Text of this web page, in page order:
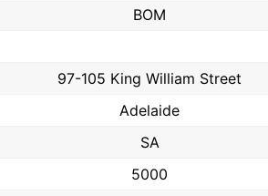
BOM
97-105 King William Street
Adelaide
SA
5000